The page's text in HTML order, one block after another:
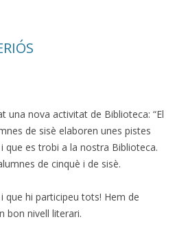
una nova activitat de Biblioteca: “El
de sisè elaboren unes pistes
que es trobi a la nostra Biblioteca.
de cinquè i de sisè.
que hi participeu tots! Hem de
bon nivell literari.